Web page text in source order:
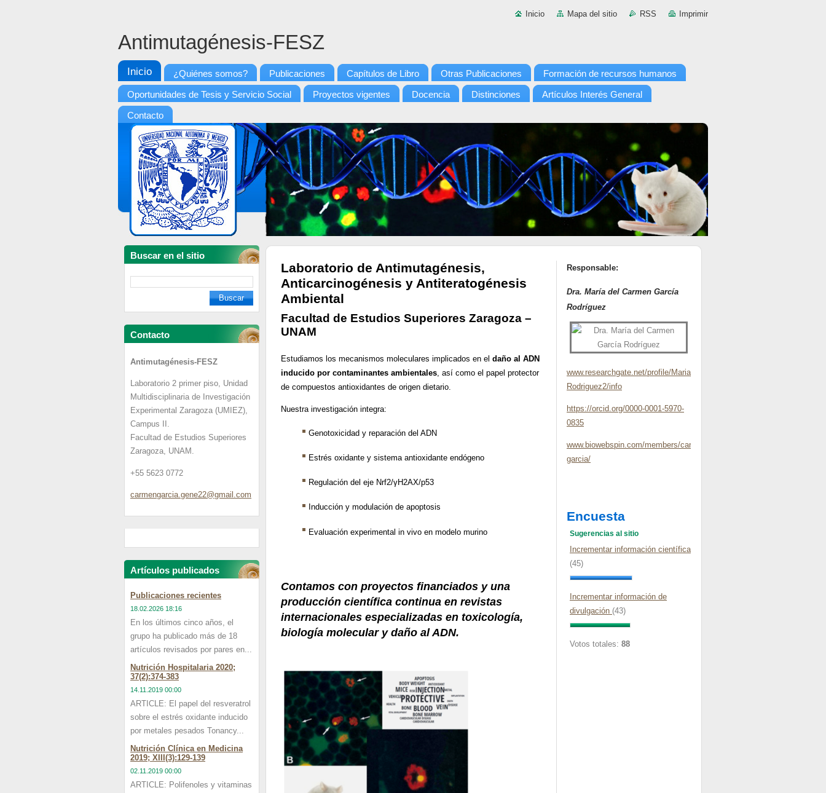
Inicio Mapa del sitio RSS Imprimir
Antimutagénesis-FESZ
Inicio ¿Quiénes somos? Publicaciones Capítulos de Libro Otras Publicaciones Formación de recursos humanos
Oportunidades de Tesis y Servicio Social Proyectos vigentes Docencia Distinciones Artículos Interés General
Contacto
Buscar en el sitio
Contacto
Antimutagénesis-FESZ
Laboratorio 2 primer piso, Unidad
Multidisciplinaria de Investigación
Experimental Zaragoza (UMIEZ),
Campus II.
Facultad de Estudios Superiores
Zaragoza, UNAM.
+55 5623 0772
carmengarcia.gene22@gmai l.com
Artículos publicados
Publicaciones recientes
18.02.2026 18:16
En los últimos cinco años, el
grupo ha publicado más de 18
artículos revisados por pares en...
Nutrición Hospitalaria 2020;
37(2):374-383
14.11.2019 00:00
ARTICLE: El papel del resveratrol
sobre el estrés oxidante inducido
por metales pesados Tonancy...
Nutrición Clínica en Medicina
2019; XIII(3):129-139
02.11.2019 00:00
ARTICLE: Polifenoles y vitaminas
Laboratorio de Antimutagénesis,
Anticarcinogénesis y Antiteratogénesis
Ambiental
Facultad de Estudios Superiores Zaragoza –
UNAM
Estudiamos los mecanismos moleculares implicados en el daño al ADN
inducido por contaminantes ambientales, así como el papel protector
de compuestos antioxidantes de origen dietario.
Nuestra investigación integra:
Genotoxicidad y reparación del ADN
Estrés oxidante y sistema antioxidante endógeno
Regulación del eje Nrf2/γH2AX/p53
Inducción y modulación de apoptosis
Evaluación experimental in vivo en modelo murino
Contamos con proyectos financiados y una
producción científica continua en revistas
internacionales especializadas en toxicología,
biología molecular y daño al ADN.
Responsable:
Dra. María del Carmen García
Rodríguez
www.researchgate.net/profile/Maria_Garcia-
Rodriguez2/info
https://orcid.org/0000-0001-5970-
0835
www.biowebspin.com/members/carmen-
garcia/
Encuesta
Sugerencias al sitio
Incrementar información científica
(45)
Incrementar información de
divulgación (43)
Votos totales: 88